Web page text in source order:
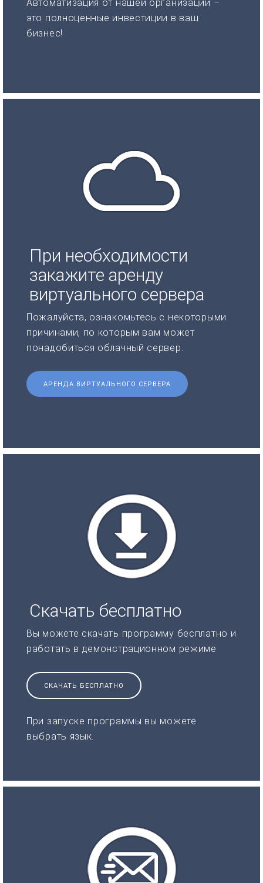
Автоматизация от нашей организации –
это полноценные инвестиции в ваш
бизнес!
При необходимости
закажите аренду
виртуального сервера
Пожалуйста, ознакомьтесь с некоторыми
причинами, по которым вам может
понадобиться облачный сервер.
АРЕНДА ВИРТУАЛЬНОГО СЕРВЕРА
Скачать бесплатно
Вы можете скачать программу бесплатно и
работать в демонстрационном режиме
СКАЧАТЬ БЕСПЛАТНО
При запуске программы вы можете
выбрать язык.